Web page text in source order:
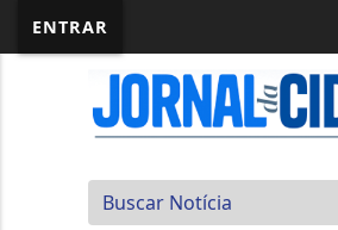
ENTRAR